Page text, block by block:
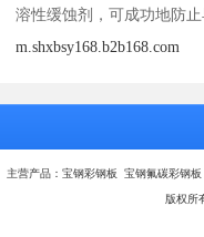
溶性缓蚀剂，可成功地防止
m.shxbsy168.b2b168.com
主营产品：宝钢彩钢板 宝钢氟碳彩钢
版权所